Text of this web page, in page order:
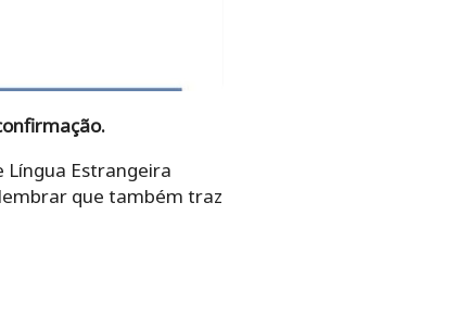
Língua Estrangeira
que também traz